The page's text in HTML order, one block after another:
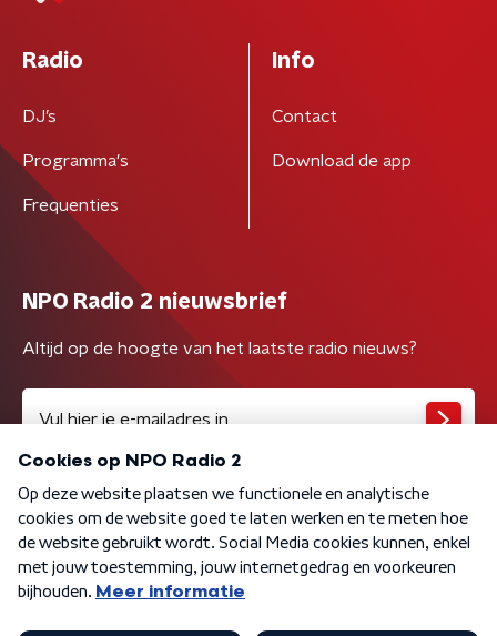
Radio
DJ’s
Programma's
Frequenties
Info
Contact
Download de app
NPO Radio 2 nieuwsbrief
Altijd op de hoogte van het laatste radio nieuws?
Algemene voorwaarden